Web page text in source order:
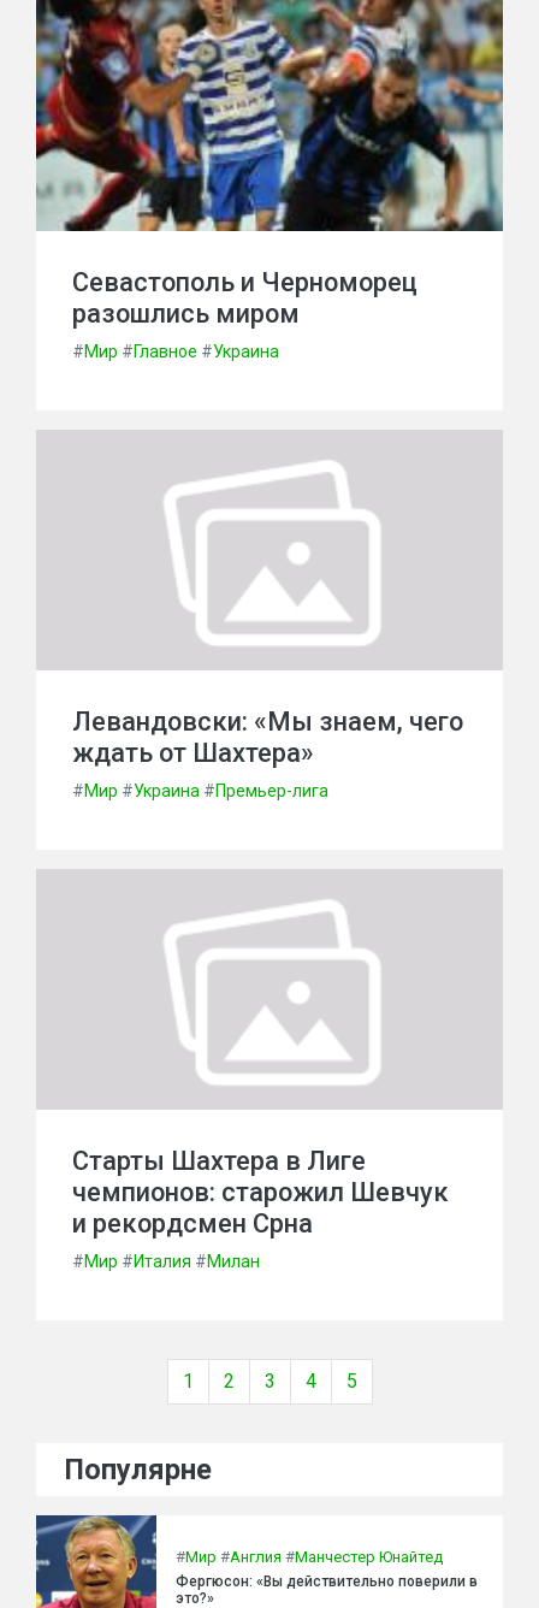
Севастополь и Черноморец
разошлись миром
#Мир #Главное #Украина
Левандовски: «Мы знаем, чего
ждать от Шахтера»
#Мир #Украина #Премьер-лига
Старты Шахтера в Лиге
чемпионов: старожил Шевчук
и рекордсмен Срна
#Мир #Италия #Милан
1 2 3 4 5
Популярне
#Мир #Англия #Манчестер Юнайтед
Фергюсон: «Вы действительно поверили в
это?»